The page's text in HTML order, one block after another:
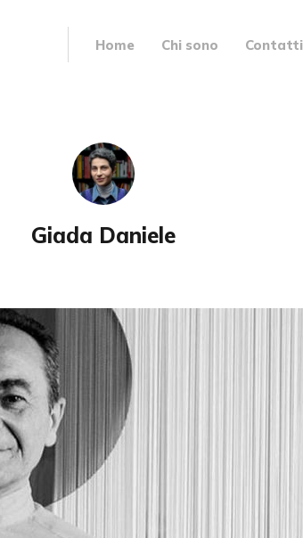
Home Chi sono Contatti
Giada Daniele